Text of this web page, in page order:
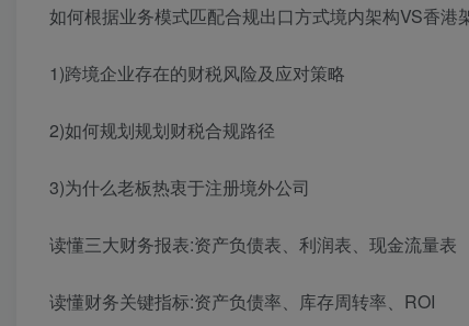
如何根据业务模式匹配合规出口方式境内架构VS香港
1)跨境企业存在的财税风险及应对策略
2)如何规划规划财税合规路径
3)为什么老板热衷于注册境外公司
读懂三大财务报表:资产负债表、利润表、现金流量表
读懂财务关键指标:资产负债率、库存周转率、ROI